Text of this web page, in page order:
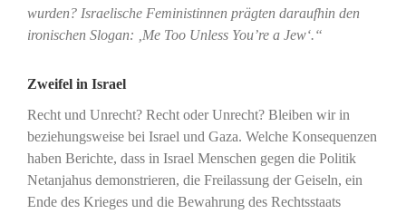
wurden? Israelische Feministinnen prägten daraufhin den
ironischen Slogan: ‚Me Too Unless You’re a Jew‘.“
Zweifel in Israel
Recht und Unrecht? Recht oder Unrecht? Bleiben wir in
beziehungsweise bei Israel und Gaza. Welche Konsequenzen
haben Berichte, dass in Israel Menschen gegen die Politik
Netanjahus demonstrieren, die Freilassung der Geiseln, ein
Ende des Krieges und die Bewahrung des Rechtsstaats